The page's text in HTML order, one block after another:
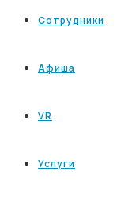
Сотрудники
Афиша
VR
Услуги